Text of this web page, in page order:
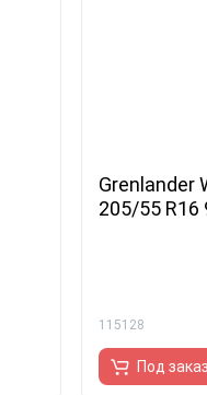
Grenlander
205/55 R16
115128
Под